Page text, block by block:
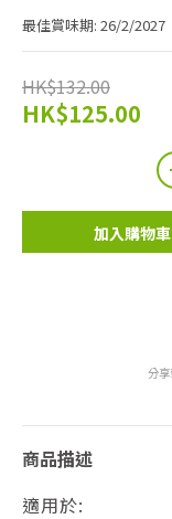
最佳賞味期: 26/2/2027
HK$132.00
HK$125.00
加入購物車
分
商品描述
適用於: